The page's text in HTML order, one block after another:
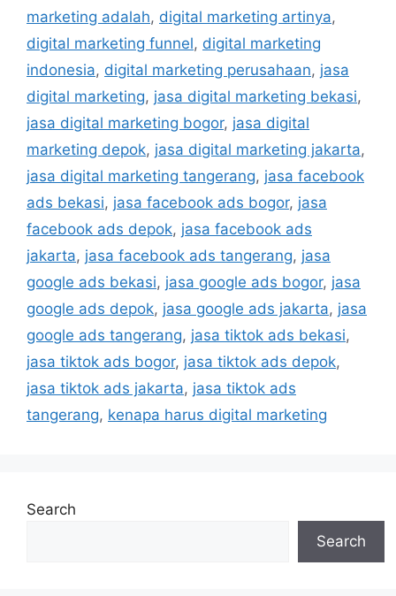
marketing adalah, digital marketing artinya,
digital marketing funnel, digital marketing
indonesia, digital marketing perusahaan, jasa
digital marketing, jasa digital marketing bekasi,
jasa digital marketing bogor, jasa digital
marketing depok, jasa digital marketing jakarta,
jasa digital marketing tangerang, jasa facebook
ads bekasi, jasa facebook ads bogor, jasa
facebook ads depok, jasa facebook ads
jakarta, jasa facebook ads tangerang, jasa
google ads bekasi, jasa google ads bogor, jasa
google ads depok, jasa google ads jakarta, jasa
google ads tangerang, jasa tiktok ads bekasi,
jasa tiktok ads bogor, jasa tiktok ads depok,
jasa tiktok ads jakarta, jasa tiktok ads
tangerang, kenapa harus digital marketing
Search
Search